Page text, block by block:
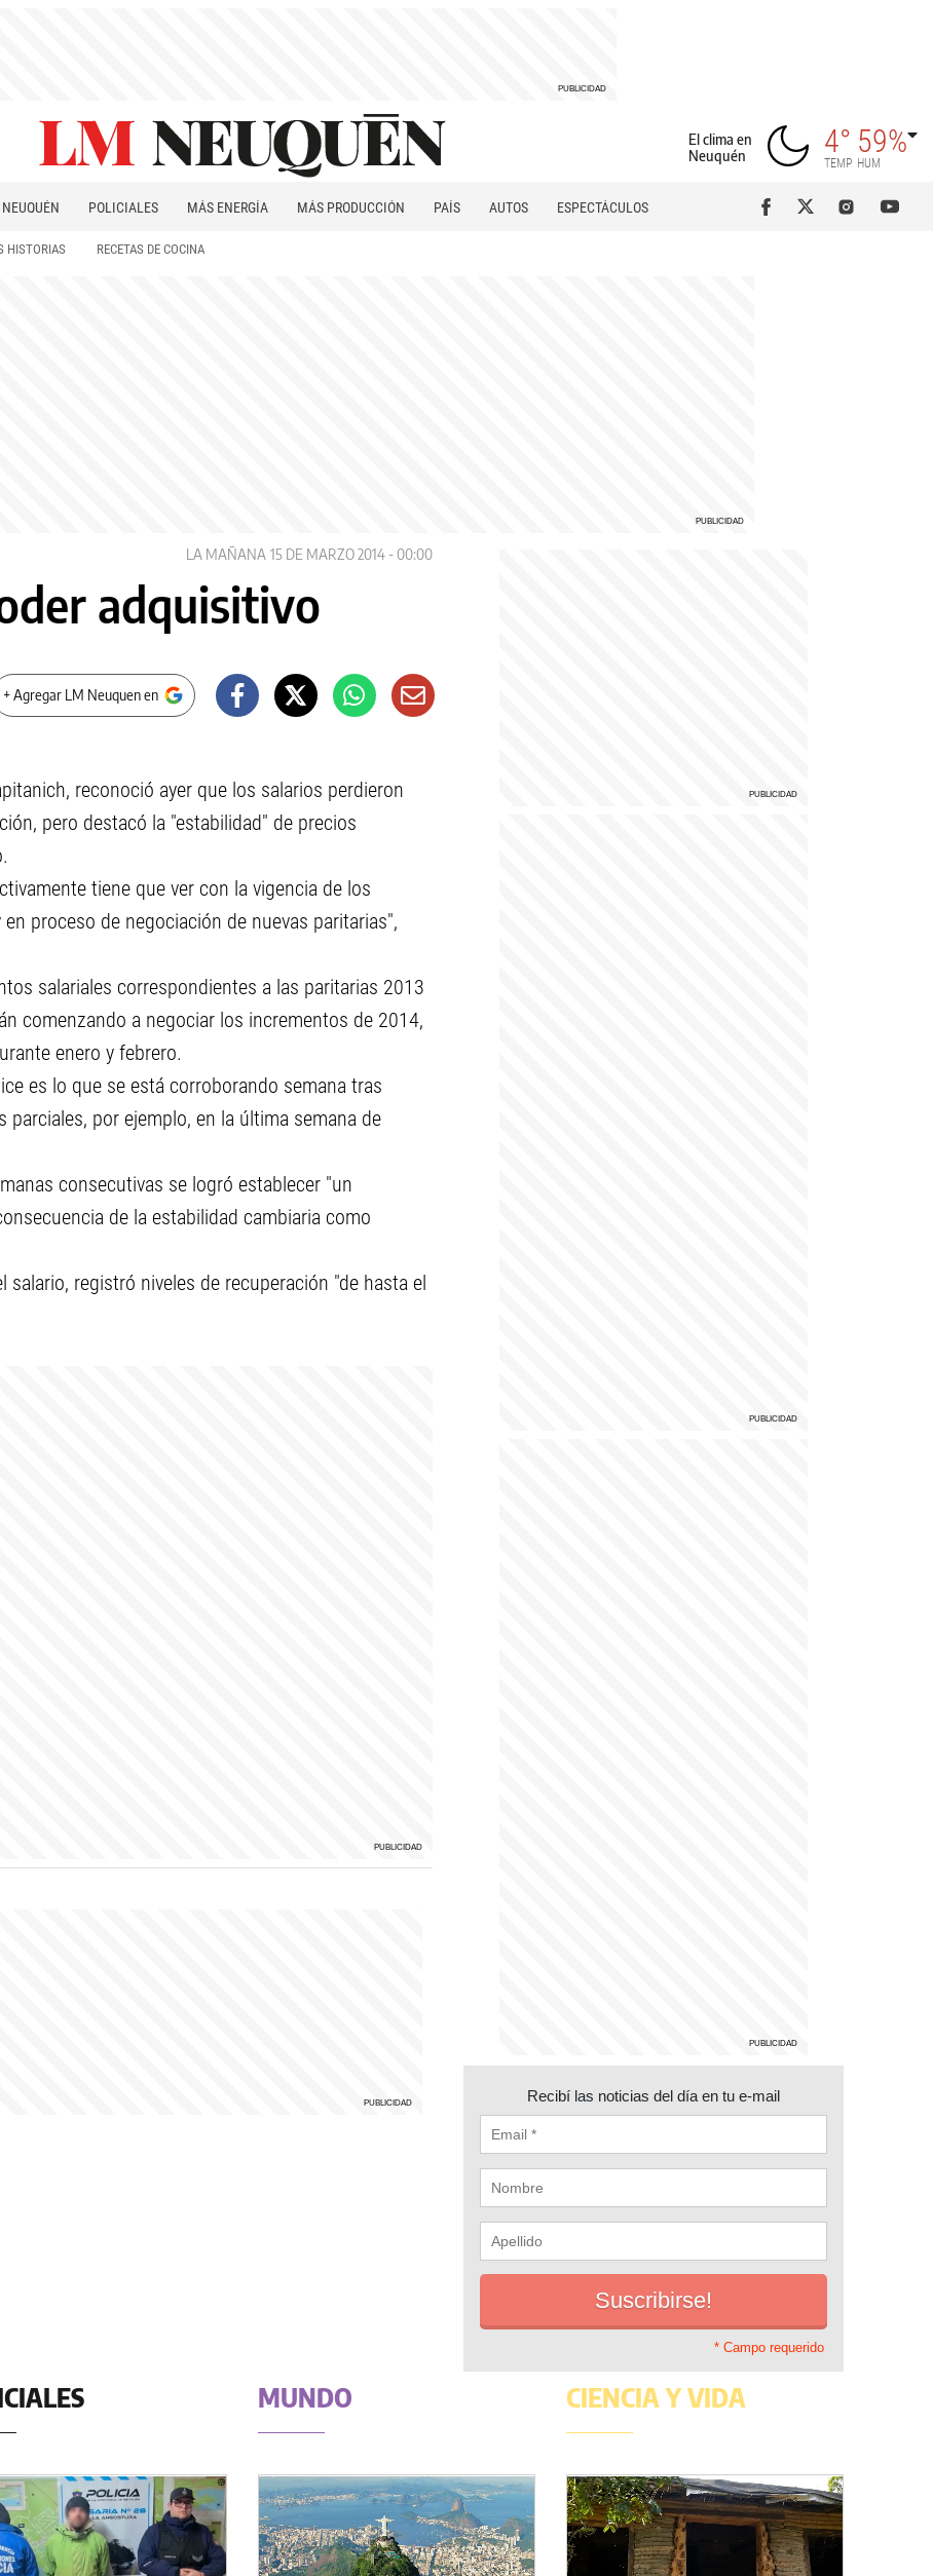
El clima en
Neuquén
4°
TEMP
59%
HUM
NEUQUÉN POLICIALES MÁS ENERGÍA MÁS PRODUCCIÓN PAÍS AUTOS
ESPECTÁCULOS
HISTORIAS RECETAS DE COCINA
LA MAÑANA 15 DE MARZO 2014 - 00:00
adquisitivo
+ Agregar LM Neuquen en
reconoció ayer que los salarios perdieron
pero destacó la "estabilidad" de precios
tiene que ver con la vigencia de los
proceso de negociación de nuevas paritarias",
salariales correspondientes a las paritarias 2013
comenzando a negociar los incrementos de 2014,
enero y febrero.
es lo que se está corroborando semana tras
por ejemplo, en la última semana de
consecutivas se logró establecer "un
de la estabilidad cambiaria como
registró niveles de recuperación "de hasta el
Recibí las noticias del día en tu e-mail
* Campo requerido
MUNDO CIENCIA Y VIDA